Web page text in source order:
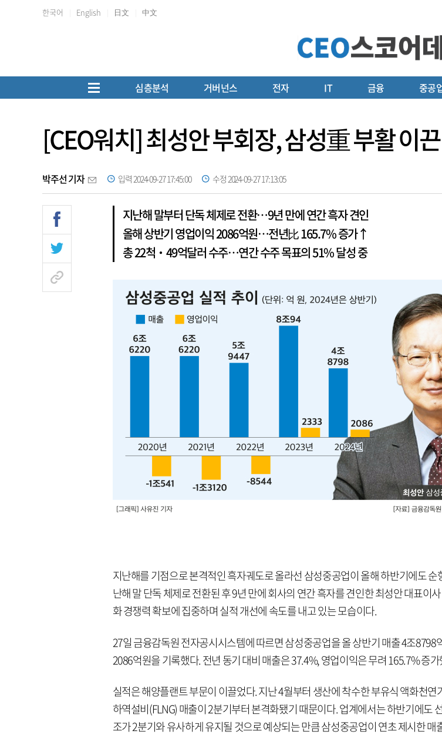
한국어 English 日文 中文
심층분석 거버넌스 전자 IT 금융 중공
[CEO워치] 최성안 부회장, 삼성重 부활 이
박주선 기자 입력 2024-09-27 17:45:00 수정 2024-09-27 17:13:05
지난해 말부터 단독 체제로 전환…9년 만에 연간 흑자 견인
올해 상반기 영업이익 2086억원…전년比 165.7% 증가↑
총 22척‧49억달러 수주…연간 수주 목표의 51% 달성 중
지난해를 기점으로 본격적인 흑자궤도로 올라선 삼성중공업이 올해 하반기에도 순
난해 말 단독 체제로 전환된 후 9년 만에 회사의 연간 흑자를 견인한 최성안 대표이
화 경쟁력 확보에 집중하며 실적 개선에 속도를 내고 있는 모습이다.
27일 금융감독원 전자공시시스템에 따르면 삼성중공업을 올 상반기 매출 4조8798
2086억원을 기록했다. 전년 동기 대비 매출은 37.4%, 영업이익은 무려 165.7% 증
실적은 해양플랜트 부문이 이끌었다. 지난 4월부터 생산에 착수한 부유식 액화천연
하역설비(FLNG) 매출이 2분기부터 본격화됐기 때문이다. 업계에서는 하반기에도
조가 2분기와 유사하게 유지될 것으로 예상되는 만큼 삼성중공업이 연초 제시한 매